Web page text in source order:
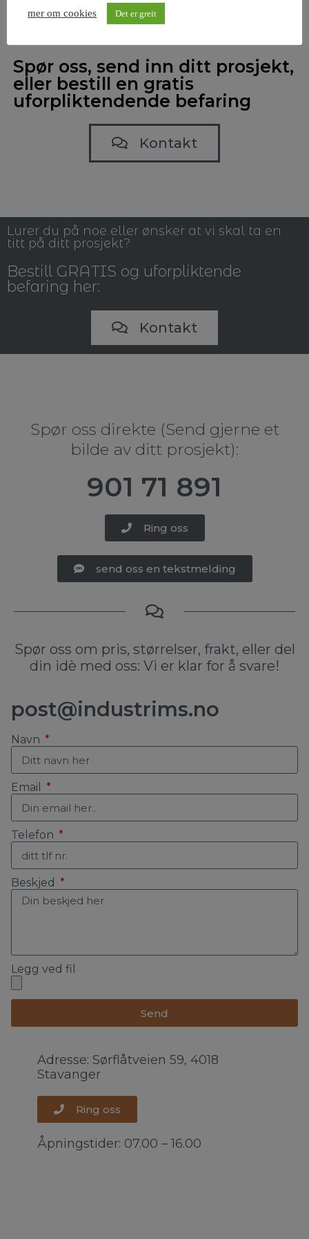
Spør oss, send inn ditt prosjekt,
eller bestill en gratis
uforpliktendende befaring
Kontakt
Lurer du på noe eller ønsker at vi skal ta en
titt på ditt prosjekt?
Bestill GRATIS og uforpliktende
befaring her:
Kontakt
Spør oss direkte (Send gjerne et
bilde av ditt prosjekt):
901 71 891​
Ring oss
send oss en tekstmelding
Spør oss om pris, størrelser, frakt, eller del
din idè med oss: Vi er klar for å svare!
Adresse: Sørflåtveien 59, 4018
Stavanger
Ring oss
Åpningstider: 07.00 – 16.00
post@industrims.no
Navn
Email
Telefon
Beskjed
Legg ved fil
Send
mer om cookies Det er greit